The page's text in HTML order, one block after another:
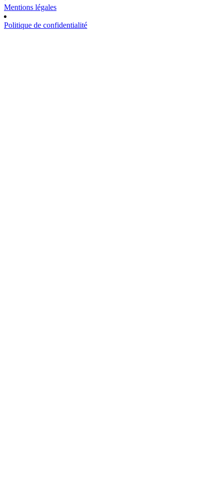
Mentions légales
Politique de confidentialité